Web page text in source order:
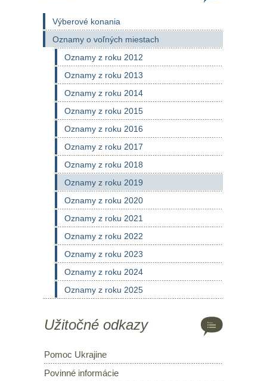
Výberové konania
Oznamy o voľných miestach
Oznamy z roku 2012
Oznamy z roku 2013
Oznamy z roku 2014
Oznamy z roku 2015
Oznamy z roku 2016
Oznamy z roku 2017
Oznamy z roku 2018
Oznamy z roku 2019
Oznamy z roku 2020
Oznamy z roku 2021
Oznamy z roku 2022
Oznamy z roku 2023
Oznamy z roku 2024
Oznamy z roku 2025
Užitočné odkazy
Pomoc Ukrajine
Povinné informácie